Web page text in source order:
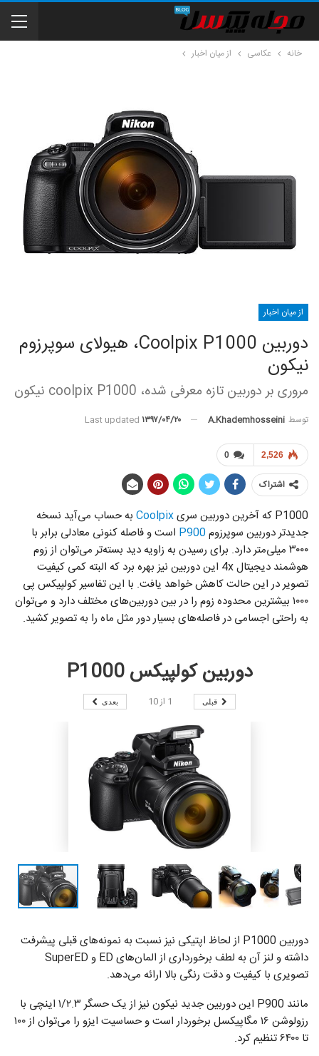
خانه عکاسی از میان اخبار
از میان اخبار
دوربین Coolpix P1000، هیولای سوپرزوم
نیکون
مروری بر دوربین تازه معرفی شده، coolpix P1000 نیکون
توسط A.khademhosseini
Last updated ۱۳۹۷/۰۴/۲۰
0 2,526
اشتراک
P1000 که آخرین دوربین سری Coolpix به حساب می‌آید نسخه
جدید‌تر دوربین سوپرزومP900 است و فاصله کنونی معادلی برابر با
۳۰۰۰ میلی‌متر دارد. برای رسیدن به زاویه دید بسته‌تر می‌توان از زوم
هوشمند دیجیتال 4x این دوربین نیز بهره برد که البته کمی کیفیت
تصویر در این حالت کاهش خواهد یافت. با این تفاسیر کولپیکس پی
۱۰۰۰ بیشترین محدوده زوم را در بین دوربین‌های مختلف دارد و می‌توان
به راحتی اجسامی در فاصله‌های بسیار دور مثل ماه را به تصویر کشید.
دوربین کولپیکس P1000
قبلی 1 از 10 بعدی
دوربین P1000 از لحاظ اپتیکی نیز نسبت به نمونه‌های قبلی پیشرفت
داشته و لنز آن به لطف برخورداری از المان‌های ED و SuperED
تصویری با کیفیت و دقت رنگی بالا ارائه می‌دهد.
مانند P900 این دوربین جدید نیکون نیز از یک حسگر ۱/۲.۳ اینچی با
رزولوشن ۱۶ مگاپیکسل برخوردار است و حساسیت ایزو را می‌توان از ۱۰۰
تا ۶۴۰۰ تنظیم کرد.